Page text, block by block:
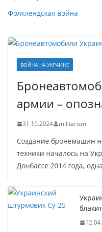
Фолклендская война
ВОЙНА НА УКРАИНЕ
армии –
31.10.2024 militarizm
Создание бронемашин
техники началось на
Донбассе 2014 года,